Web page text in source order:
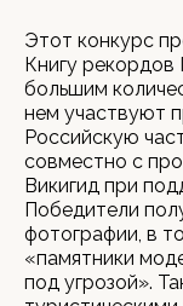
Этот конкурс
Книгу рекордов
большим
нем участвуют
Российскую
совместно с
Викигид при
Победители
фотографии, в
«памятники
под угрозой».